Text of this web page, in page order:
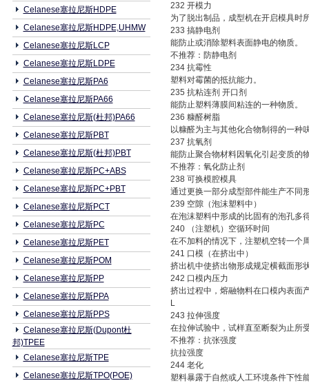
Celanese塞拉尼斯HDPE
Celanese塞拉尼斯HDPE,UHMW
Celanese塞拉尼斯LCP
Celanese塞拉尼斯LDPE
Celanese塞拉尼斯PA6
Celanese塞拉尼斯PA66
Celanese塞拉尼斯(杜邦)PA66
Celanese塞拉尼斯PBT
Celanese塞拉尼斯(杜邦)PBT
Celanese塞拉尼斯PC+ABS
Celanese塞拉尼斯PC+PBT
Celanese塞拉尼斯PCT
Celanese塞拉尼斯PC
Celanese塞拉尼斯PET
Celanese塞拉尼斯POM
Celanese塞拉尼斯PP
Celanese塞拉尼斯PPA
Celanese塞拉尼斯PPS
Celanese塞拉尼斯(Dupont杜
邦)TPEE
Celanese塞拉尼斯TPE
Celanese塞拉尼斯TPO(POE)
232 开模力
为了脱出制品，成型机在开启模具时
233 搞静电剂
能防止或消除塑料表面静电的物质。
不推荐：防静电剂
234 抗霉性
塑料对霉菌的抵抗能力。
235 抗粘连剂 开口剂
能防止塑料薄膜间粘连的一种物质。
236 糠醛树脂
以糠醛为主与其他化合物制得的一种
237 抗氧剂
能防止聚合物材料因氧化引起变质的
不推荐：氧化防止剂
238 可换模腔模具
通过更换一部分成型部件能生产不同
239 空隙（泡沫塑料中）
在泡沫塑料中形成的比固有的泡孔多
240 （注塑机）空循环时间
在不加料的情况下，注塑机空转一个
241 口模（在挤出中）
挤出机中使挤出物形成规定横截面形
242 口模内压力
挤出过程中，熔融物料在口模内表面
L
243 拉伸强度
在拉伸试验中，试样直至断裂为止所
不推荐：抗张强度
抗拉强度
244 老化
塑料暴露于自然或人工环境条件下性